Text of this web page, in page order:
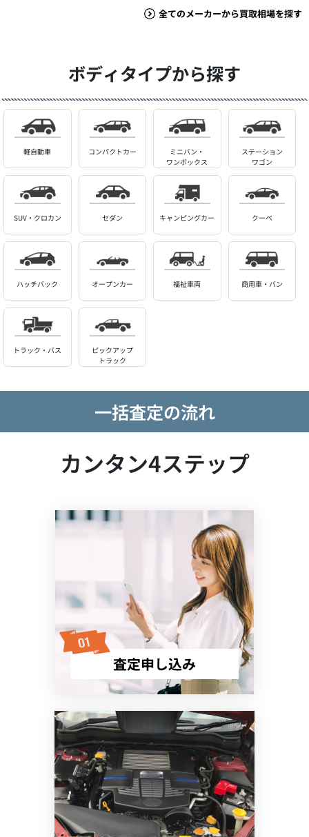
全てのメーカーから買取相場を探す
ボディタイプから探す
軽自動車 コンパクトカー
ミニバン・
ワンボックス
ステーション
ワゴン
SUV・クロカン セダン キャンピングカー クーペ
ハッチバック オープンカー 福祉車両 商用車・バン
トラック・バス
ピックアップ
トラック
一括査定の流れ
カンタン4ステップ
査定申し込み